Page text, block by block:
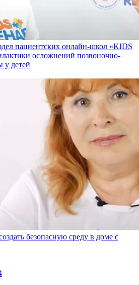
пациентских онлайн-школ «KIDS
осложнений позвоночно-
у детей
безопасную среду в доме с